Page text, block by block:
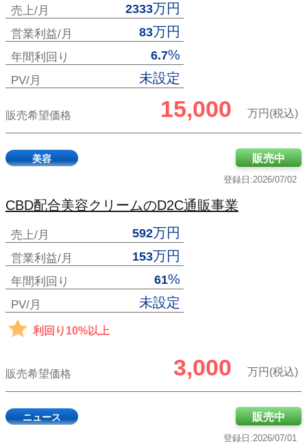
売上/月 2333万円
営業利益/月 83万円
年間利回り 6.7%
PV/月 未設定
販売希望価格 15,000 万円(税込)
美容
登録日:2026/07/02
販売中
CBD配合美容クリームのD2C通販事業
売上/月 592万円
営業利益/月 153万円
年間利回り 61%
PV/月 未設定
利回り10%以上
販売希望価格 3,000 万円(税込)
ニュース
登録日:2026/07/01
販売中